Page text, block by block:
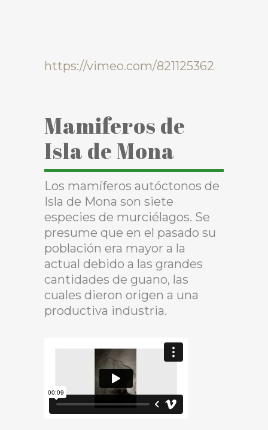
https://vimeo.com/821125362
Mamiferos de
Isla de Mona
Los mamíferos autóctonos de
Isla de Mona son siete
especies de murciélagos. Se
presume que en el pasado su
población era mayor a la
actual debido a las grandes
cantidades de guano, las
cuales dieron origen a una
productiva industria.